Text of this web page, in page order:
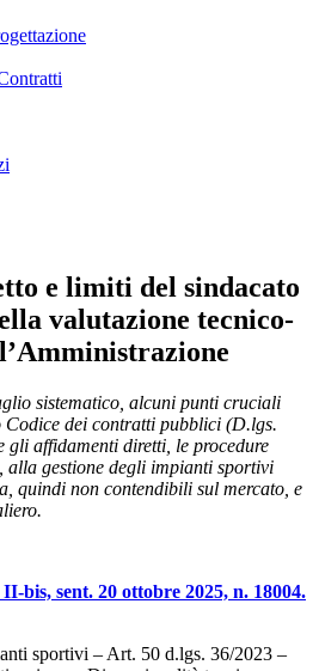
e limiti del sindacato
valutazione tecnico-
sistematico, alcuni punti cruciali
Codice dei contratti pubblici (D.lgs.
gli affidamenti diretti, le procedure
alla gestione degli impianti sportivi
quindi non contendibili sul mercato, e
bis, sent. 20 ottobre 2025, n. 18004.
sportivi – Art. 50 d.lgs. 36/2023 –